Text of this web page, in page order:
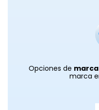
Opciones de
marca